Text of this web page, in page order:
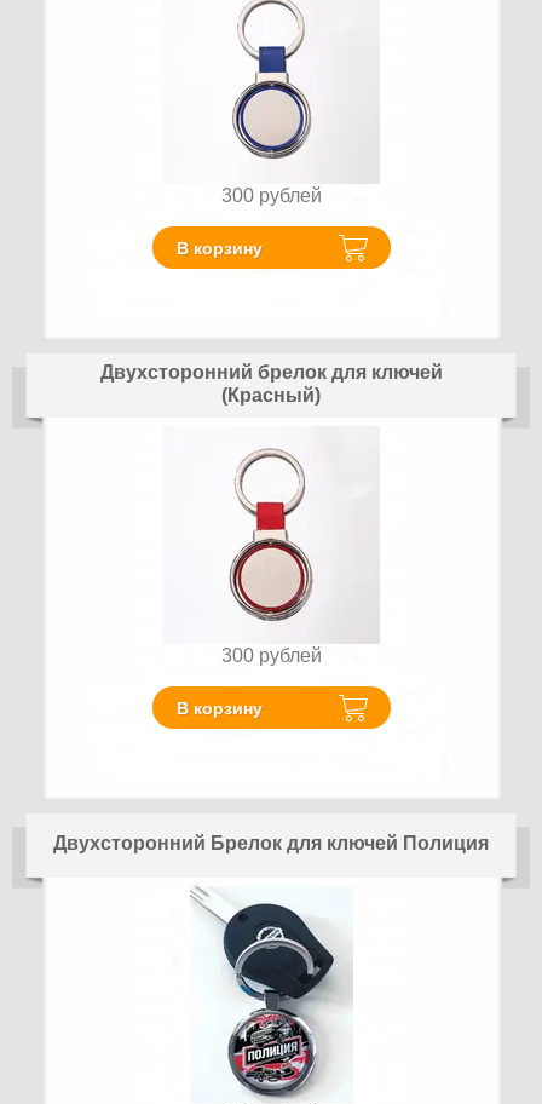
300 рублей
В корзину
Двухсторонний брелок для ключей
(Красный)
300 рублей
В корзину
Двухсторонний Брелок для ключей Полиция